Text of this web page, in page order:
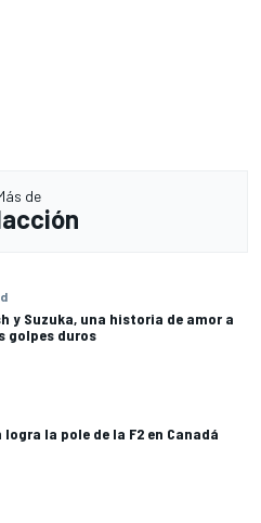
de
y Suzuka, una historia de amor a
golpes duros
logra la pole de la F2 en Canadá